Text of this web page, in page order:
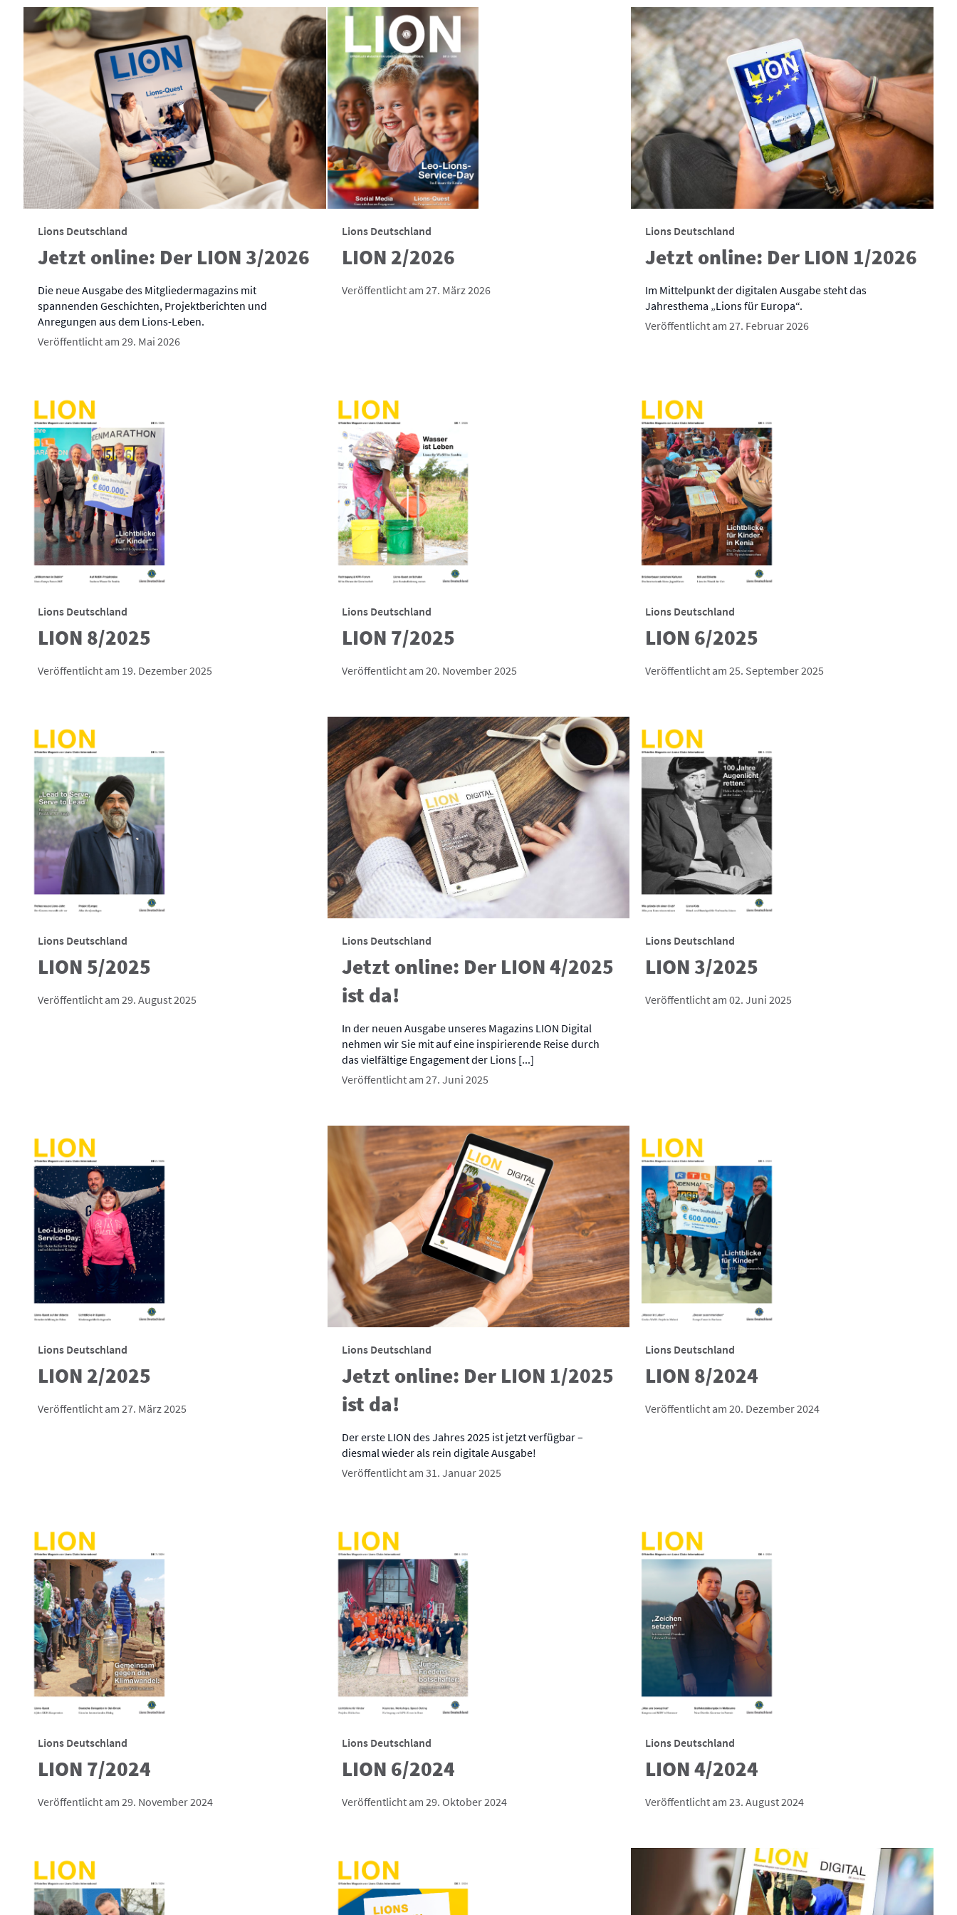
Lions Deutschland
Jetzt online: Der LION 3/2026
Die neue Ausgabe des Mitgliedermagazins mit
spannenden Geschichten, Projektberichten und
Anregungen aus dem Lions-Leben.
Veröffentlicht am 29. Mai 2026
Lions Deutschland
LION 2/2026
Veröffentlicht am 27. März 2026
Lions Deutschland
Jetzt online: Der LION 1/2026
Im Mittelpunkt der digitalen Ausgabe steht das
Jahresthema „Lions für Europa“.
Veröffentlicht am 27. Februar 2026
Lions Deutschland
LION 8/2025
Veröffentlicht am 19. Dezember 2025
Lions Deutschland
LION 7/2025
Veröffentlicht am 20. November 2025
Lions Deutschland
LION 6/2025
Veröffentlicht am 25. September 2025
Lions Deutschland
LION 5/2025
Veröffentlicht am 29. August 2025
Lions Deutschland
Jetzt online: Der LION 4/2025
ist da!
In der neuen Ausgabe unseres Magazins LION Digital
nehmen wir Sie mit auf eine inspirierende Reise durch
das vielfältige Engagement der Lions [...]
Veröffentlicht am 27. Juni 2025
Lions Deutschland
LION 3/2025
Veröffentlicht am 02. Juni 2025
Lions Deutschland
LION 2/2025
Veröffentlicht am 27. März 2025
Lions Deutschland
Jetzt online: Der LION 1/2025
ist da!
Der erste LION des Jahres 2025 ist jetzt verfügbar –
diesmal wieder als rein digitale Ausgabe!
Veröffentlicht am 31. Januar 2025
Lions Deutschland
LION 8/2024
Veröffentlicht am 20. Dezember 2024
Lions Deutschland
LION 7/2024
Veröffentlicht am 29. November 2024
Lions Deutschland
LION 6/2024
Veröffentlicht am 29. Oktober 2024
Lions Deutschland
LION 4/2024
Veröffentlicht am 23. August 2024